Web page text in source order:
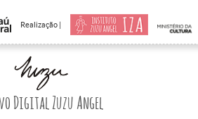
Realização |
Digital Zuzu Angel